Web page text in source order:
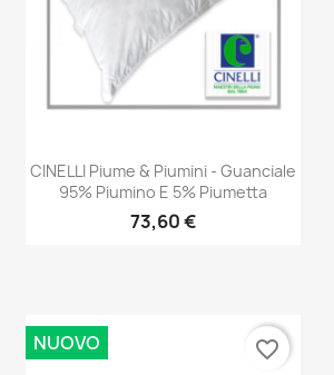
Anteprima
CINELLI Piume & Piumini - Guanciale
95% Piumino E 5% Piumetta
73,60 €
NUOVO favorite_border